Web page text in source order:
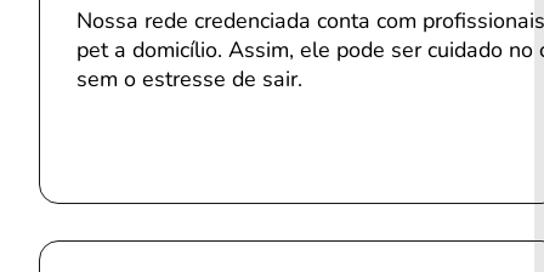
Nossa rede credenciada conta com
pet a domicílio. Assim, ele pode ser cuidado no
sem o estresse de sair.